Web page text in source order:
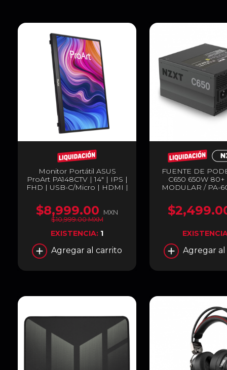
Monitor Portátil ASUS
ProArt PA148CTV | 14" | IPS |
FHD | USB-C/Micro | HDMI |
$8,999.00
MXN
$10,999.00 MXM
EXISTENCIA: 1
Agregar al carrito
FUENTE DE
C650 650W 80+
MODULAR / PA-
Agregar